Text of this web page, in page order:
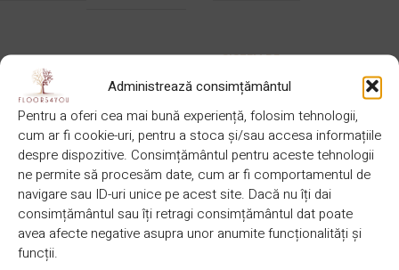
Administrează consimțământul
Pentru a oferi cea mai bună experiență, folosim tehnologii,
cum ar fi cookie-uri, pentru a stoca și/sau accesa informațiile
despre dispozitive. Consimțământul pentru aceste tehnologii
ne permite să procesăm date, cum ar fi comportamentul de
navigare sau ID-uri unice pe acest site. Dacă nu îți dai
consimțământul sau îți retragi consimțământul dat poate
avea afecte negative asupra unor anumite funcționalități și
funcții.
STRAT UZURA
SISTEM DE
PRINDERE
Lipire
BRAND Hiram
PRODUSE SIMILARE